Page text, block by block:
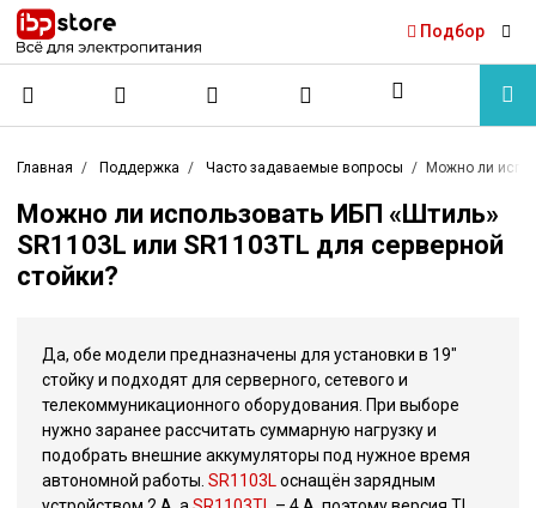
Подбор
Главная Поддержка Часто задаваемые вопросы Можно ли
Можно ли использовать ИБП «Штиль»
SR1103L или SR1103TL для серверной
стойки?
Да, обе модели предназначены для установки в 19″
стойку и подходят для серверного, сетевого и
телекоммуникационного оборудования. При выборе
нужно заранее рассчитать суммарную нагрузку и
подобрать внешние аккумуляторы под нужное время
автономной работы. SR1103Lоснащён зарядным